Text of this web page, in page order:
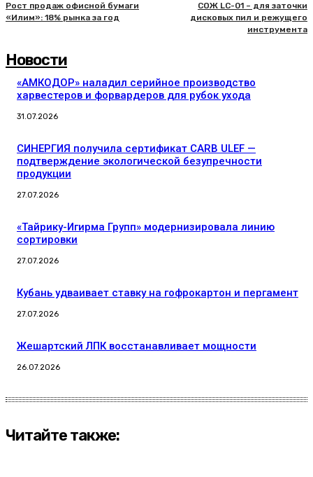
Рост продаж офисной бумаги
«Илим»: 18% рынка за год
СОЖ LC-01 – для заточки
дисковых пил и режущего
инструмента
Новости
«АМКОДОР» наладил серийное производство
харвестеров и форвардеров для рубок ухода
31.07.2026
СИНЕРГИЯ получила сертификат CARB ULEF —
подтверждение экологической безупречности
продукции
27.07.2026
«Тайрику-Игирма Групп» модернизировала линию
сортировки
27.07.2026
Кубань удваивает ставку на гофрокартон и пергамент
27.07.2026
Жешартский ЛПК восстанавливает мощности
26.07.2026
Читайте также: